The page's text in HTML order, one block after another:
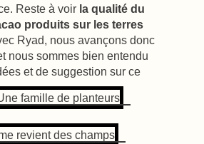
Reste à voir la qualité du
produits sur les terres
Ryad, nous avançons donc
nous sommes bien entendu
et de suggestion sur ce